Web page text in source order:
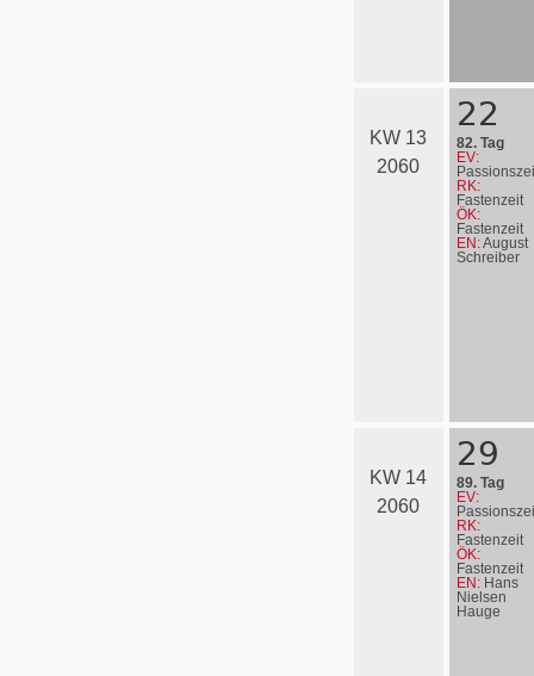
KW 13
2060
22
82. Tag
EV:
RK:
Fastenzeit
ÖK:
Fastenzeit
EN:August
Schreiber
KW 14
2060
29
89. Tag
EV:
RK:
Fastenzeit
ÖK:
Fastenzeit
EN: Hans
Nielsen
Hauge